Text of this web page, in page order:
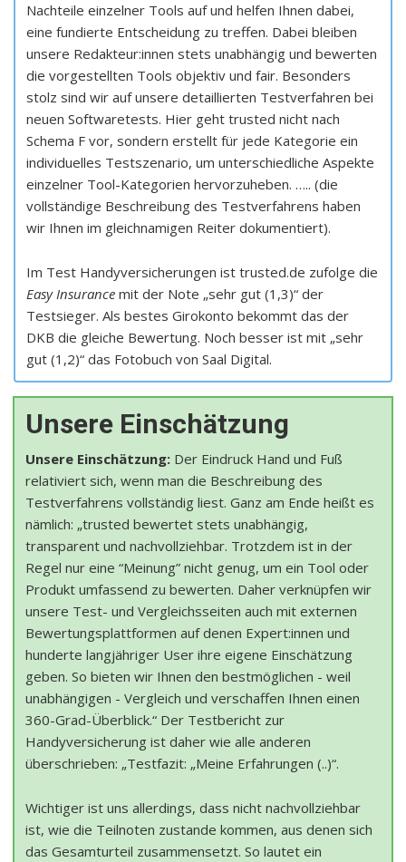
Nachteile einzelner Tools auf und helfen Ihnen dabei,
eine fundierte Entscheidung zu treffen. Dabei bleiben
unsere Redakteur:innen stets unabhängig und bewerten
die vorgestellten Tools objektiv und fair. Besonders
stolz sind wir auf unsere detaillierten Testverfahren bei
neuen Softwaretests. Hier geht trusted nicht nach
Schema F vor, sondern erstellt für jede Kategorie ein
individuelles Testszenario, um unterschiedliche Aspekte
einzelner Tool-Kategorien hervorzuheben. ….. (die
vollständige Beschreibung des Testverfahrens haben
wir Ihnen im gleichnamigen Reiter dokumentiert).
Im Test Handyversicherungen ist trusted.de zufolge die
Easy Insurance mit der Note „sehr gut (1,3)“ der
Testsieger. Als bestes Girokonto bekommt das der
DKB die gleiche Bewertung. Noch besser ist mit „sehr
gut (1,2)“ das Fotobuch von Saal Digital.
Unsere Einschätzung
Unsere Einschätzung: Der Eindruck Hand und Fuß
relativiert sich, wenn man die Beschreibung des
Testverfahrens vollständig liest. Ganz am Ende heißt es
nämlich: „trusted bewertet stets unabhängig,
transparent und nachvollziehbar. Trotzdem ist in der
Regel nur eine “Meinung” nicht genug, um ein Tool oder
Produkt umfassend zu bewerten. Daher verknüpfen wir
unsere Test- und Vergleichsseiten auch mit externen
Bewertungsplattformen auf denen Expert:innen und
hunderte langjähriger User ihre eigene Einschätzung
geben. So bieten wir Ihnen den bestmöglichen - weil
unabhängigen - Vergleich und verschaffen Ihnen einen
360-Grad-Überblick.“ Der Testbericht zur
Handyversicherung ist daher wie alle anderen
überschrieben: „Testfazit: „Meine Erfahrungen (..)“.
Wichtiger ist uns allerdings, dass nicht nachvollziehbar
ist, wie die Teilnoten zustande kommen, aus denen sich
das Gesamturteil zusammensetzt. So lautet ein